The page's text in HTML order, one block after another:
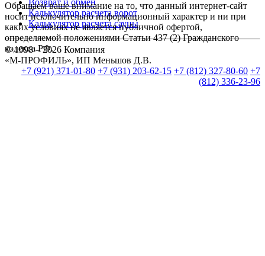
Калькулятор расчета ворот
Калькулятор расчета сауны
© 1998 – 2026 Компания
«М-ПРОФИЛЬ», ИП Меньшов Д.В.
+7 (921) 371-01-80 +7 (931) 203-62-15 +7 (812) 327-80-60 +7
(812) 336-23-96
Обращаем ваше внимание на то, что данный интернет-сайт
носит исключительно информационный характер и ни при
каких условиях не является публичной офертой,
определяемой положениями Статьи 437 (2) Гражданского
кодекса РФ.